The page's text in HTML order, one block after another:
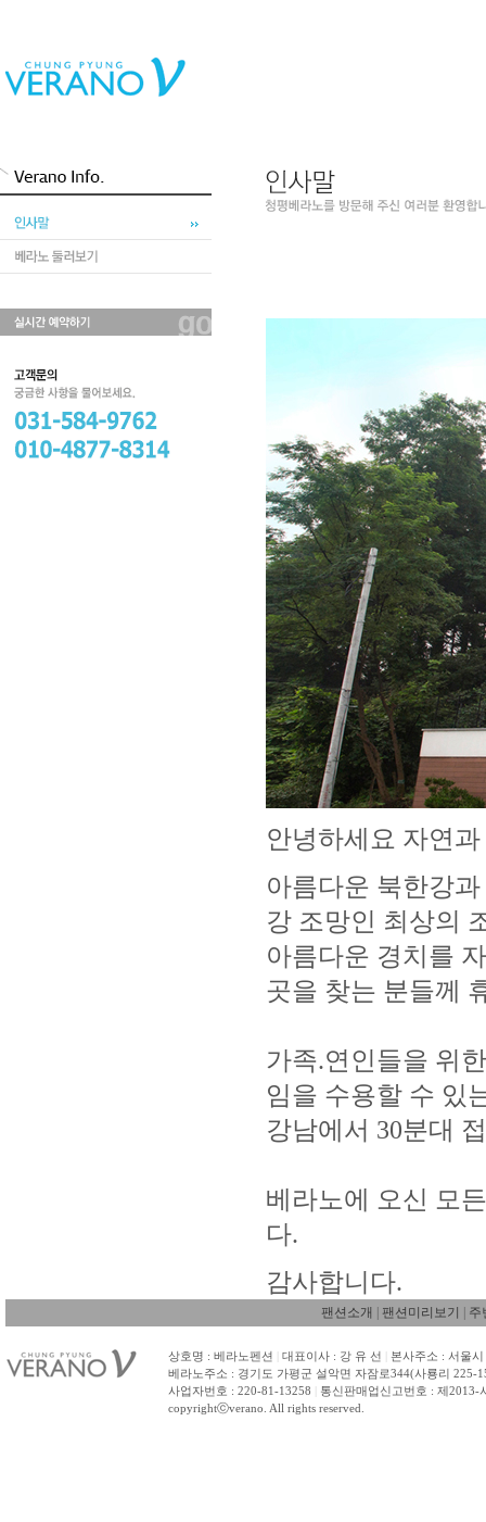
안녕하세요 자연
아름다운 북한강
강 조망인 최상의
아름다운 경치를
곳을 찾는 분들께
가족.연인들을 위
임을 수용할 수 있
강남에서 30분대
베라노에 오신 모
다.
감사합니다.
팬션소개 팬션미리보기 주
상호명 : 베라노펜션 대표이사 : 강 유 선
본사주소 : 서울
베라노주소 : 경기도 가평군 설악면 자잠로344(사룡리 225-
사업자번호 : 220-81-13258
통신판매업신고번호 : 제2013-
copyrightⓒverano. All rights reserved.